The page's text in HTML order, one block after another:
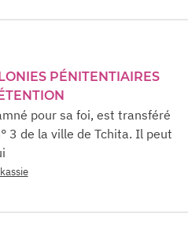
PÉNITENTIAIRES
pour sa foi, est transféré
3 de la ville de Tchita. Il peut